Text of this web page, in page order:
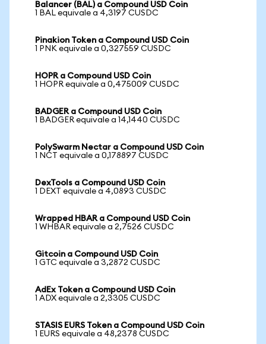
Balancer (BAL) a Compound USD Coin
1 BAL equivale a 4,3197 CUSDC
Pinakion Token a Compound USD Coin
1 PNK equivale a 0,327559 CUSDC
HOPR a Compound USD Coin
1 HOPR equivale a 0,475009 CUSDC
BADGER a Compound USD Coin
1 BADGER equivale a 14,1440 CUSDC
PolySwarm Nectar a Compound USD Coin
1 NCT equivale a 0,178897 CUSDC
DexTools a Compound USD Coin
1 DEXT equivale a 4,0893 CUSDC
Wrapped HBAR a Compound USD Coin
1 WHBAR equivale a 2,7526 CUSDC
Gitcoin a Compound USD Coin
1 GTC equivale a 3,2872 CUSDC
AdEx Token a Compound USD Coin
1 ADX equivale a 2,3305 CUSDC
STASIS EURS Token a Compound USD Coin
1 EURS equivale a 48,2378 CUSDC